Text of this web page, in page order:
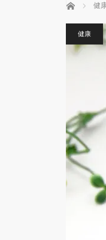
ホーム 健
健康